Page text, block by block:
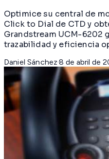
Optimice su central de
Click to Dial de CTD y
Grandstream UCM-6202
trazabilidad y eficiencia
Daniel Sánchez·8 de abril de